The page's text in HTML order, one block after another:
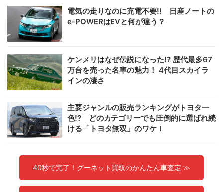
電気の走りなのに充電不要!! 日産ノートの
e-POWERはEVと何が違う？
ケンメリはなぜ伝説になった!? 歴代最多67
万台を売った名車の魅力！ 4代目スカイラ
インの凄さ
主要ジャンルの販売ランキングがトヨタ一
色!? どのカテゴリーでも圧倒的に選ばれ続
ける「トヨタ無双」のワケ！
40秒で完了！グーネット買取のかんたん車査定 ≫